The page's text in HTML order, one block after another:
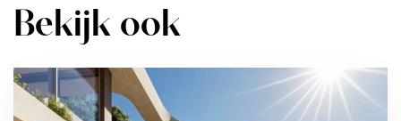
Bekijk ook